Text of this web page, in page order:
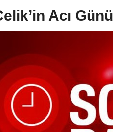
Acı Günü